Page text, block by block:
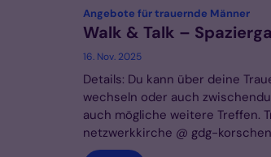
Angebote für trauernde Männer:
Walk & Talk –
16. Nov. 2025
Details: Du kann über deine
wechseln oder auch
auch mögliche weitere Treffen.
netzwerkkirche @ gdg-